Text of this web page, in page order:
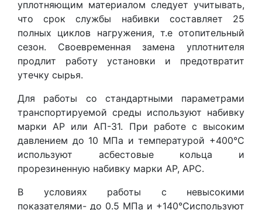
уплотняющим материалом следует учитывать,
что срок службы набивки составляет 25
полных циклов нагружения, т.е отопительный
сезон. Своевременная замена уплотнителя
продлит работу установки и предотвратит
утечку сырья.
Для работы со стандартными параметрами
транспортируемой среды используют набивку
марки АР или АП-31. При работе с высоким
давлением до 10 МПа и температурой +400°С
используют асбестовые кольца и
прорезиненную набивку марки АР, АРС.
В условиях работы с невысокими
показателями- до 0.5 МПа и +140°Сиспользуют